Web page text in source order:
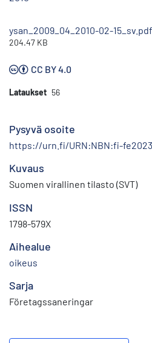
ysan_2009_04_2010-02-15_sv.pdf
204.47 KB
CC BY 4.0
Lataukset 56
Pysyvä osoite
https://urn.fi/URN:NBN:fi-
Kuvaus
Suomen virallinen tilasto (SVT)
ISSN
1798-579X
Aihealue
oikeus
Sarja
Företagssaneringar